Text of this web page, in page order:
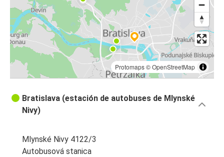
Protomaps©OpenStreetMap
Bratislava (estación de autobuses de Mlynské
Nivy)
Mlynské Nivy 4122/3
Autobusová stanica